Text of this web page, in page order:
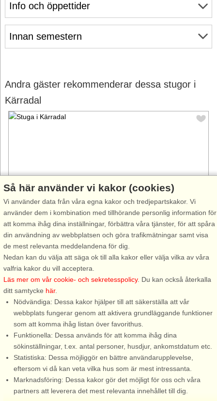
Info och öppettider
Innan semestern
Andra gäster rekommenderar dessa stugor i
Kärradal
Stugnr: 54840
Kärradal
6 personer, 55 m²
400 m till sjö/hav:.
Ett mysigt fritidshus med härlig sommarkänsla endast 400m
från havet strax norr om Varberg. Stugan ligger högt och har
panoramavy mot havet Tomten är kuperad och har flera
uteplatser, även under tak. Här ...
från 8.755 SEK
Så här använder vi kakor (cookies)
Vi använder data från våra egna kakor och tredjepartskakor. Vi
använder dem i kombination med tillhörande personlig information för
att komma ihåg dina inställningar, förbättra våra tjänster, för att spåra
din användning av webbplatsen och göra trafikmätningar samt visa
de mest relevanta meddelandena för dig.
Nedan kan du välja att säga ok till alla kakor eller välja vilka av våra
valfria kakor du vill acceptera.
Läs mer om vår cookie- och sekretesspolicy. Du kan också återkalla
ditt samtycke här.
Nödvändiga: Dessa kakor hjälper till att säkerställa att vår
webbplats fungerar genom att aktivera grundläggande funktioner
som att komma ihåg listan över favorithus.
Funktionella: Dessa används för att komma ihåg dina
sökinställningar, t.ex. antal personer, husdjur, ankomstdatum etc.
Statistiska: Dessa möjliggör en bättre användarupplevelse,
eftersom vi då kan veta vilka hus som är mest intressanta.
Marknadsföring: Dessa kakor gör det möjligt för oss och våra
partners att leverera det mest relevanta innehållet till dig.